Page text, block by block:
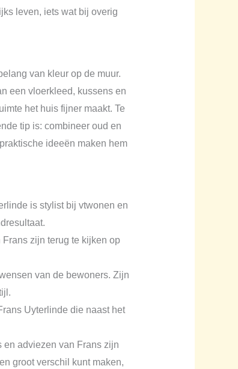
leven, iets wat bij overig
van kleur op de muur.
een vloerkleed, kussens en
het huis fijner maakt. Te
tip is: combineer oud en
ideeën maken hem
is stylist bij vtwonen en
zijn terug te kijken op
van de bewoners. Zijn
Uyterlinde die naast het
en adviezen van Frans zijn
groot verschil kunt maken,